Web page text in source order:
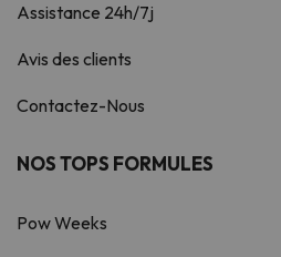
Assistance 24h/7j
Avis des clients
Contactez-Nous
NOS TOPS FORMULES
Pow Weeks